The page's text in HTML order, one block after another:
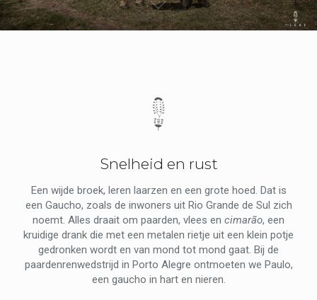
Snelheid en rust
Een wijde broek, leren laarzen en een grote hoed. Dat is
een Gaucho, zoals de inwoners uit Rio Grande de Sul zich
noemt. Alles draait om paarden, vlees en cimarão, een
kruidige drank die met een metalen rietje uit een klein potje
gedronken wordt en van mond tot mond gaat. Bij de
paardenrenwedstrijd in Porto Alegre ontmoeten we Paulo,
een gaucho in hart en nieren.